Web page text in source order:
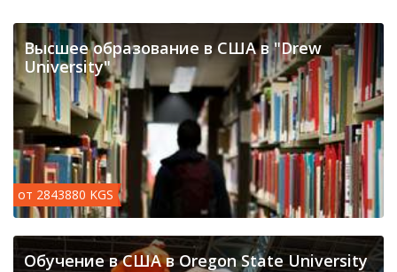
Высшее образование в США в "Drew
University"
от 2843880 KGS
Обучение в США в Oregon State University